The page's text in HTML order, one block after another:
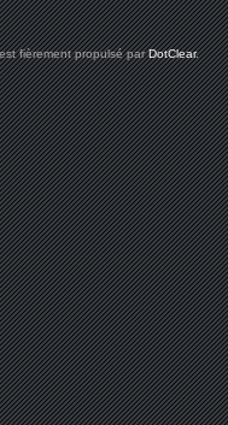
fièrement propulsé parDotClear.